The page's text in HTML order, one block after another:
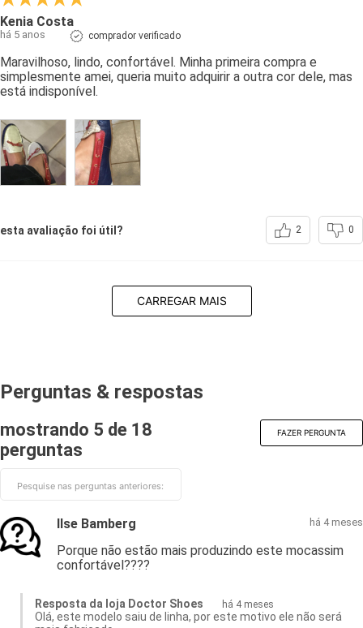
Kenia Costa
há 5 anos comprador verificado
Maravilhoso, lindo, confortável. Minha primeira compra e
simplesmente amei, queria muito adquirir a outra cor dele, mas
está indisponível.
esta avaliação foi útil? 2 0
CARREGAR MAIS
Perguntas & respostas
mostrando 5 de 18
perguntas
FAZER PERGUNTA
Ilse Bamberg há 4 meses
Porque não estão mais produzindo este mocassim
confortável????
Resposta da loja Doctor Shoes há 4 meses
Olá, este modelo saiu de linha, por este motivo ele não será